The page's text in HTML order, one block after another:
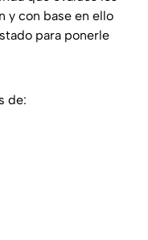
y con base en ello
para ponerle
de: